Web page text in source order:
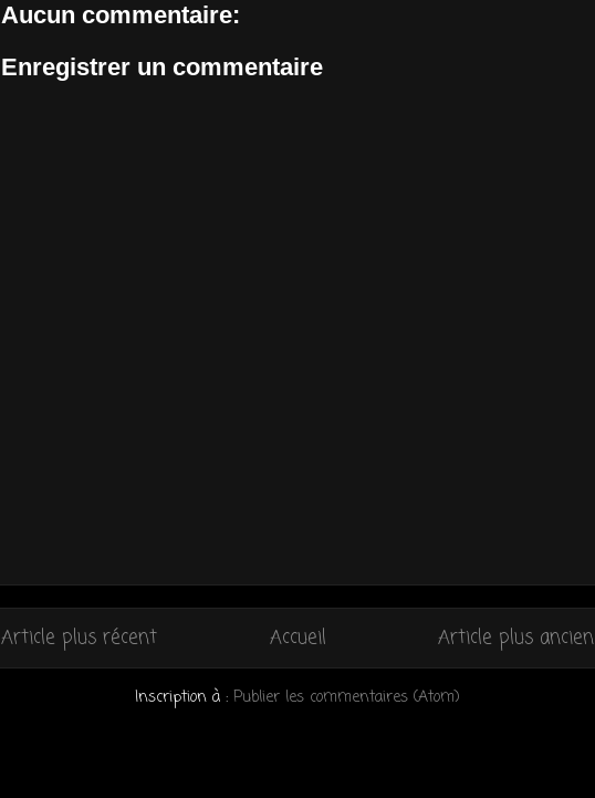
Aucun commentaire:
Enregistrer un commentaire
Article plus récent Article plus ancien
Accueil
Inscription à : Publier les commentaires (Atom)